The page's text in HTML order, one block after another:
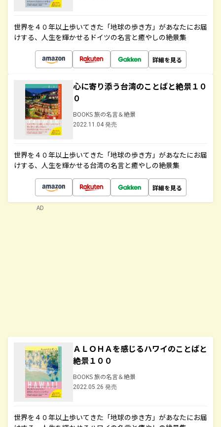
世界を４０年以上歩いてきた「地球の歩き方」があなたにお届
けする、人生を輝かせるドイツの名言と癒やしの絶景集
詳細を見る
心に寄り添う台湾のことばと絶景１０
０
BOOKS 旅の名言＆絶景
2022.11.04 発売
世界を４０年以上歩いてきた「地球の歩き方」があなたにお届
けする、人生を輝かせる台湾の名言と癒やしの絶景集
詳細を見る
ＡＬＯＨＡを感じるハワイのことばと
絶景１００
BOOKS 旅の名言＆絶景
2022.05.26 発売
世界を４０年以上歩いてきた「地球の歩き方」があなたにお届
AD